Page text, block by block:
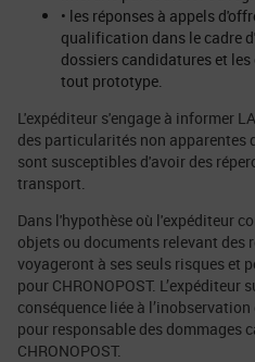
• les réponses à appels
qualification dans le cadre
dossiers candidatures et les
tout prototype.
L'expéditeur s'engage à informer
des particularités non apparentes
sont susceptibles d'avoir des
transport.
Dans l'hypothèse où l'expéditeur
objets ou documents relevant des
voyageront à ses seuls risques et
pour CHRONOPOST.
conséquence liée à
pour responsable des dommages
CHRONOPOST.